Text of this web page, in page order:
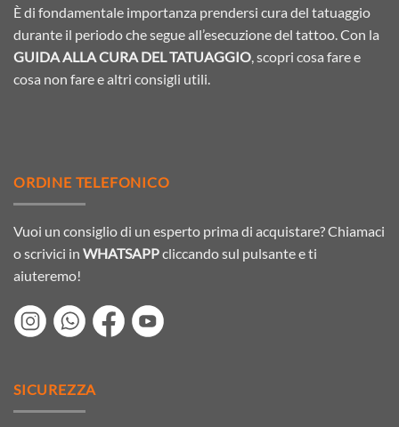
È di fondamentale importanza prendersi cura del tatuaggio
durante il periodo che segue all’esecuzione del tattoo. Con la
GUIDA ALLA CURA DEL TATUAGGIO, scopri cosa fare e
cosa non fare e altri consigli utili.
ORDINE TELEFONICO
Vuoi un consiglio di un esperto prima di acquistare? Chiamaci
o scrivici in WHATSAPPcliccando sul pulsante e ti
aiuteremo!
SICUREZZA